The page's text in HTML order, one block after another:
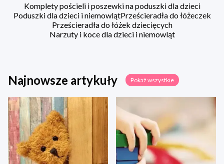
Komplety pościeli i poszewki na poduszki dla dzieci
Poduszki dla dzieci i niemowlątPrześcieradła do łóżeczek
Prześcieradła do łóżek dziecięcych
Narzuty i koce dla dzieci i niemowląt
Najnowsze artykuły Pokaż wszystkie